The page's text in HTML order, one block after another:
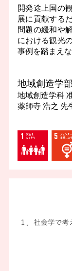
開発途上国の
展に貢献する
問題の緩和や
における観光
事例を踏まえ
地域創造学部
地域創造学科
薬師寺 浩之 先